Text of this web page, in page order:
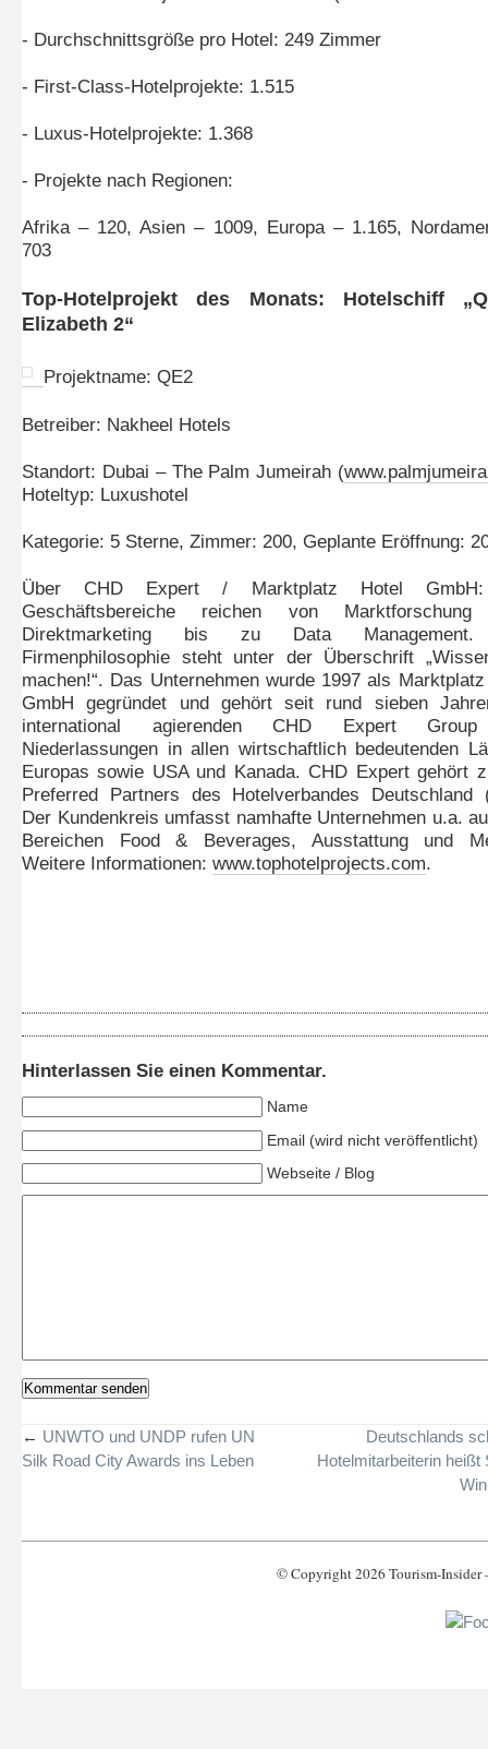
- Durchschnittsgröße pro Hotel: 249 Zimmer
- First-Class-Hotelprojekte: 1.515
- Luxus-Hotelprojekte: 1.368
- Projekte nach Regionen:
Afrika – 120, Asien – 1009, Europa – 1.165,
703
Top-Hotelprojekt des Monats: Hotelschiff
Elizabeth 2“
Projektname: QE2
Betreiber: Nakheel Hotels
Standort: Dubai – The Palm Jumeirah (
Hoteltyp: Luxushotel
Kategorie: 5 Sterne, Zimmer: 200, Geplante Eröffnung:
Über CHD Expert / Marktplatz Hotel
Geschäftsbereiche reichen von Marktforschung
Direktmarketing bis zu Data
Firmenphilosophie steht unter der Überschrift
machen!“. Das Unternehmen wurde 1997 als
GmbH gegründet und gehört seit rund sieben
international agierenden CHD Expert
Niederlassungen in allen wirtschaftlich bedeutenden
Europas sowie USA und Kanada. CHD Expert gehört
Preferred Partners des Hotelverbandes Deutschland
Der Kundenkreis umfasst namhafte Unternehmen u.a.
Bereichen Food & Beverages, Ausstattung und
Weitere Informationen: www.tophotelprojects.com.
Hinterlassen Sie einen Kommentar.
Name
Email (wird nicht veröffentlicht)
Webseite / Blog
Deutschlands
Hotelmitarbeiterin heißt
← UNWTO und UNDP rufen UN
Silk Road City Awards ins Leben
© Copyright 2026 Tourism-